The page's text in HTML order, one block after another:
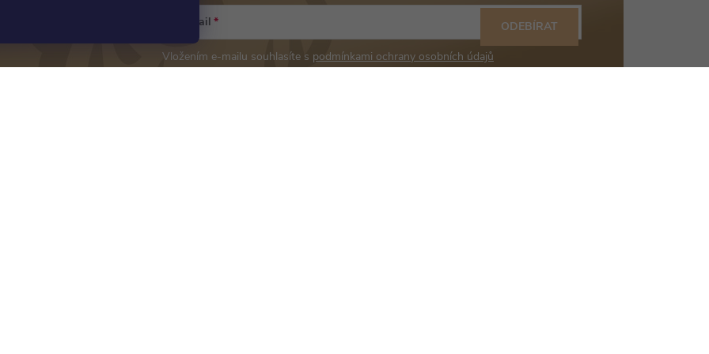
E-mail
Vložením e-mailu souhlasíte s podmínkami ochrany osobních údajů
ODEBÍRAT